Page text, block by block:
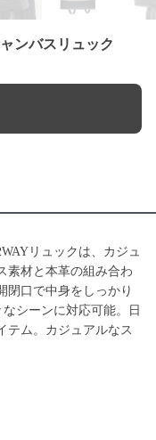
ンバスリュック
リュックは、カジュ
素材と本革の組み合わ
閉口で中身をしっかり
シーンに対応可能。日
テム。カジュアルなス